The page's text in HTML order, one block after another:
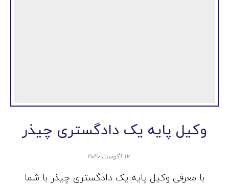
وکیل پایه یک دادگستری چیذر
۱۷ آگوست ۲۰۲۰
با معرفی وکیل پایه یک دادگستری چیذر با شما